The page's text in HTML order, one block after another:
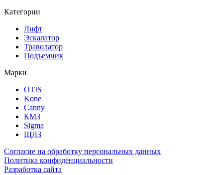
Категории
Лифт
Эскалатор
Траволатор
Подъемник
Марки
OTIS
Kone
Canny
КМЗ
Sigma
ЩЛЗ
Согласие на обработку персональных данных
Политика конфиденциальности
Разработка сайта